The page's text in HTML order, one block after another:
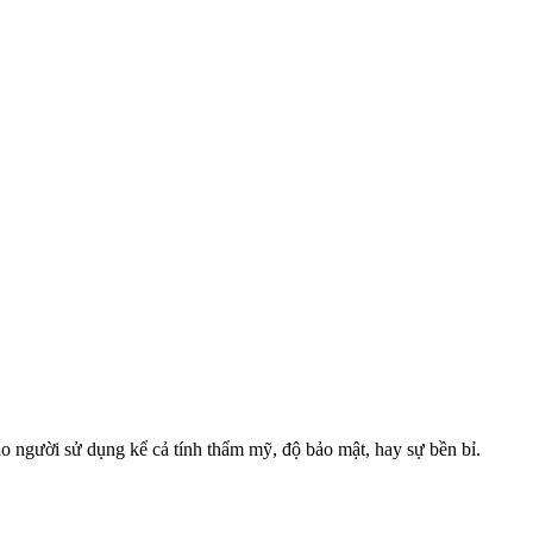
sử dụng kể cả tính thẩm mỹ, độ bảo mật, hay sự bền bỉ.